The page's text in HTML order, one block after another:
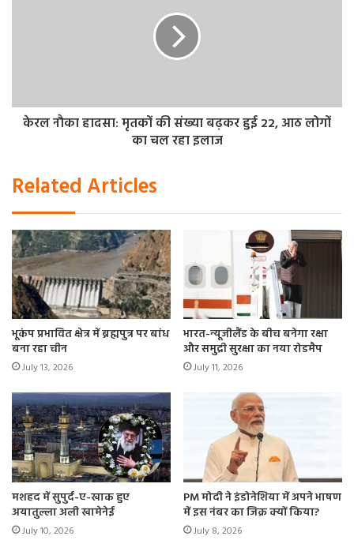
केरल नौका हादसा: मृतकों की संख्या बढ़कर हुई 22, आठ लोगों
का चल रहा इलाज
Related Articles
भूकंप प्रभावित क्षेत्र में ब्रह्मपुत्र पर बांध
बना रहा चीन
July 13, 2026
भारत-न्यूजीलैंड के बीच बनेगा रक्षा
और समुद्री सुरक्षा का नया रोडमैप
July 11, 2026
मशहद में सुपुर्द-ए-खाक हुए
अयातुल्ला अली खामेनेई
July 10, 2026
PM मोदी ने इंडोनेशिया में अपने भाषण
में इस नंबर का जिक्र क्यों किया?
July 8, 2026